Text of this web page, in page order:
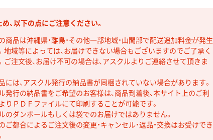
、以下の点にご注意ください。
商品は沖縄県・離島・その他一部地域・山間部で配送追加料金が発生
地域等によっては、お届けできない場合もございますのでご了承く
ご注文後、お届け不可の場合は、アスクルよりご連絡させて頂きま
には、アスクル発行の納品書が同梱されていない場合があります。
発行の納品書をご希望のお客様は、商品到着後、本サイト上のご利
りＰＤＦファイルにて印刷することが可能です。
のダンボールもしくは袋でのお届けではありません。
ご都合によるご注文後の変更・キャンセル・返品・交換はお受けでき